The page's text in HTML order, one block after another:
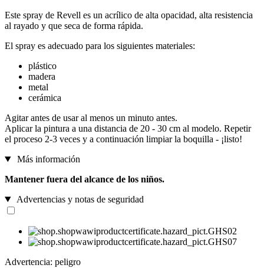
Este spray de Revell es un acrílico de alta opacidad, alta resistencia
al rayado y que seca de forma rápida.
El spray es adecuado para los siguientes materiales:
plástico
madera
metal
cerámica
Agitar antes de usar al menos un minuto antes.
Aplicar la pintura a una distancia de 20 - 30 cm al modelo. Repetir
el proceso 2-3 veces y a continuación limpiar la boquilla - ¡listo!
Más información
Mantener fuera del alcance de los niños.
Advertencias y notas de seguridad
Advertencia: peligro